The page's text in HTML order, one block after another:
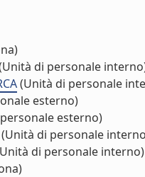
di personale
(Unità di personale
esterno)
esterno)
(Unità di personale
di personale interno)